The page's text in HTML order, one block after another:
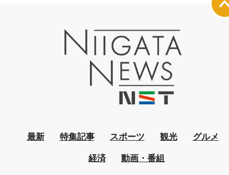
最新 特集記事 スポーツ 観光 グルメ
経済 動画・番組